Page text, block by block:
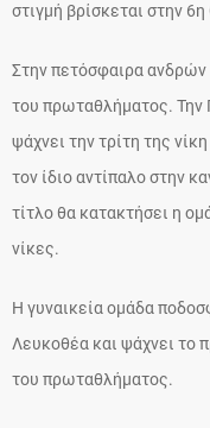
στιγμή βρίσκεται στην
Στην πετόσφαιρα
του πρωταθλήματος. Την
ψάχνει την τρίτη της
τον ίδιο αντίπαλο στην
τίτλο θα κατακτήσει η
νίκες.
Η γυναικεία ομάδα
Λευκοθέα και ψάχνει το
του πρωταθλήματος.